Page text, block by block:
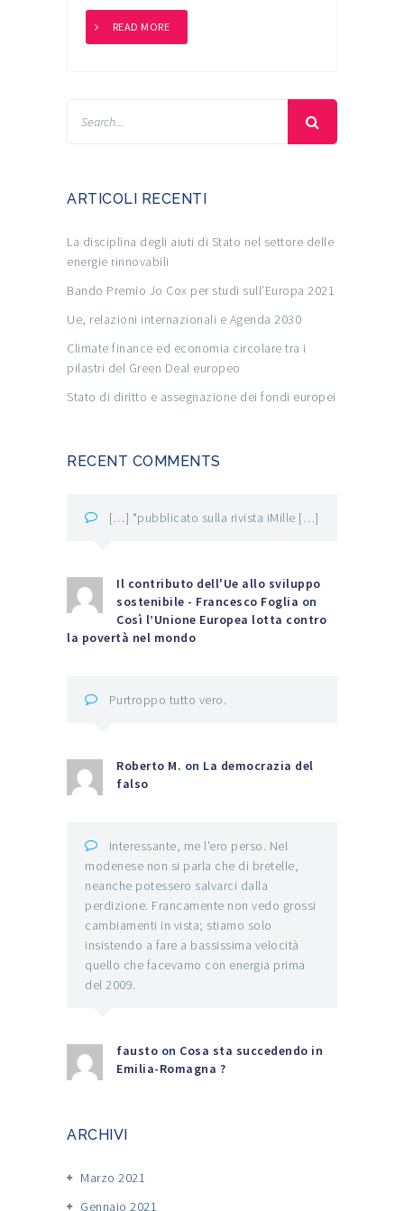
READ MORE
ARTICOLI RECENTI
La disciplina degli aiuti di Stato nel settore delle
energie rinnovabili
Bando Premio Jo Cox per studi sull’Europa 2021
Ue, relazioni internazionali e Agenda 2030
Climate finance ed economia circolare tra i
pilastri del Green Deal europeo
Stato di diritto e assegnazione dei fondi europei
RECENT COMMENTS
[…] *pubblicato sulla rivista iMille […]
Il contributo dell'Ue allo sviluppo
sostenibile - Francesco Foglia on
Così l’Unione Europea lotta contro
la povertà nel mondo
Purtroppo tutto vero.
Roberto M. on La democrazia del
falso
Interessante, me l'ero perso. Nel
modenese non si parla che di bretelle,
neanche potessero salvarci dalla
perdizione. Francamente non vedo grossi
cambiamenti in vista; stiamo solo
insistendo a fare a bassissima velocità
quello che facevamo con energia prima
del 2009.
fausto on Cosa sta succedendo in
Emilia-Romagna ?
ARCHIVI
Marzo 2021
Gennaio 2021